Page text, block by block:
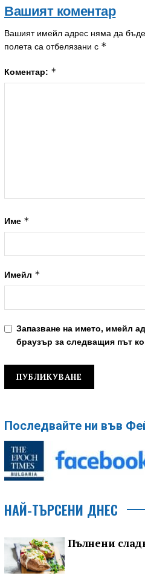
Вашият коментар
Вашият имейл адрес няма да бъде
полета са отбелязани с *
Коментар: *
Име *
Имейл *
Запазване на името, имейл
браузър за следващия път
Последвайте ни във
НАЙ-ТЪРСЕНИ ДНЕС
Пълнени